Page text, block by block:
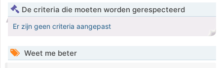
De criteria die moeten worden gerespecteerd
Er zijn geen criteria aangepast
Weet me beter